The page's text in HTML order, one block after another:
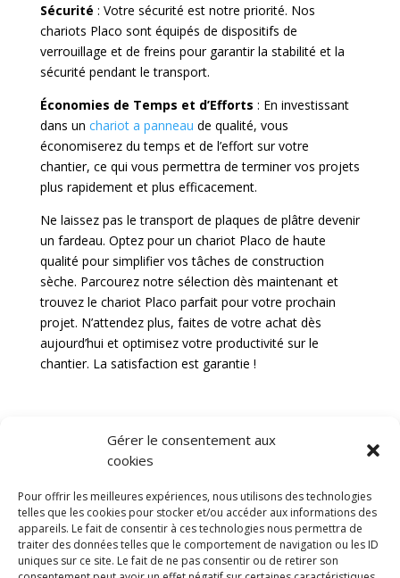
Gérer le consentement aux
cookies
Pour offrir les meilleures expériences, nous utilisons des technologies
telles que les cookies pour stocker et/ou accéder aux informations des
appareils. Le fait de consentir à ces technologies nous permettra de
traiter des données telles que le comportement de navigation ou les ID
uniques sur ce site. Le fait de ne pas consentir ou de retirer son
Sécurité : Votre sécurité est notre priorité. Nos
chariots Placo sont équipés de dispositifs de
verrouillage et de freins pour garantir la stabilité et la
sécurité pendant le transport.
Économies de Temps et d’Efforts : En investissant
dans un chariot a panneau de qualité, vous
économiserez du temps et de l’effort sur votre
chantier, ce qui vous permettra de terminer vos projets
plus rapidement et plus efficacement.
Ne laissez pas le transport de plaques de plâtre devenir
un fardeau. Optez pour un chariot Placo de haute
qualité pour simplifier vos tâches de construction
sèche. Parcourez notre sélection dès maintenant et
trouvez le chariot Placo parfait pour votre prochain
projet. N’attendez plus, faites de votre achat dès
aujourd’hui et optimisez votre productivité sur le
chantier. La satisfaction est garantie !
Diable
Chariot manutention
CGV
Mentions légales
Politique de confidentialité et protection des
données
Paiement sécurisé
Gérer mes cookies